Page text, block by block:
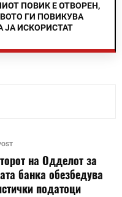
ПОВИК Е ОТВОРЕН,
ГИ ПОВИКУВА
ЈА ИСКОРИСТАТ
на Одделот за
банка обезбедува
податоци